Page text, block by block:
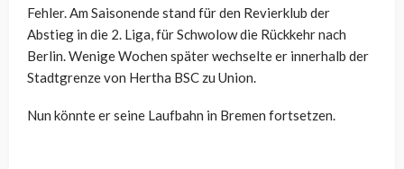
Fehler. Am Saisonende stand für den Revierklub der
Abstieg in die 2. Liga, für Schwolow die Rückkehr nach
Berlin. Wenige Wochen später wechselte er innerhalb der
Stadtgrenze von Hertha BSC zu Union.
Nun könnte er seine Laufbahn in Bremen fortsetzen.